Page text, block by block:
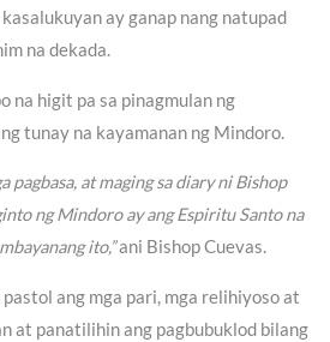
kasalukuyan ay ganap nang natupad
na dekada.
na higit pa sa pinagmulan ng
tunay na kayamanan ng Mindoro.
pagbasa, at maging sa diary ni Bishop
ng Mindoro ay ang Espiritu Santo na
ito,”ani Bishop Cuevas.
ang mga pari, mga relihiyoso at
at panatilihin ang pagbubuklod bilang